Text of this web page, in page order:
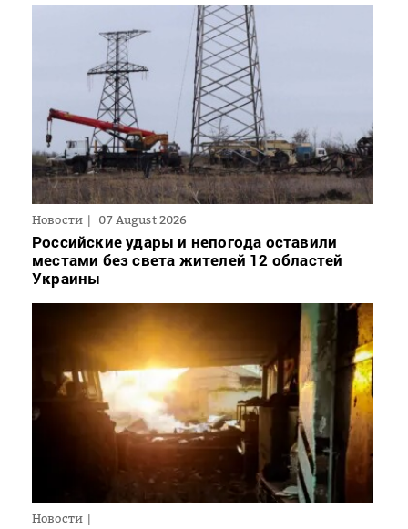
Новости 07 August 2026
Российские удары и непогода оставили
местами без света жителей 12 областей
Украины
Новости